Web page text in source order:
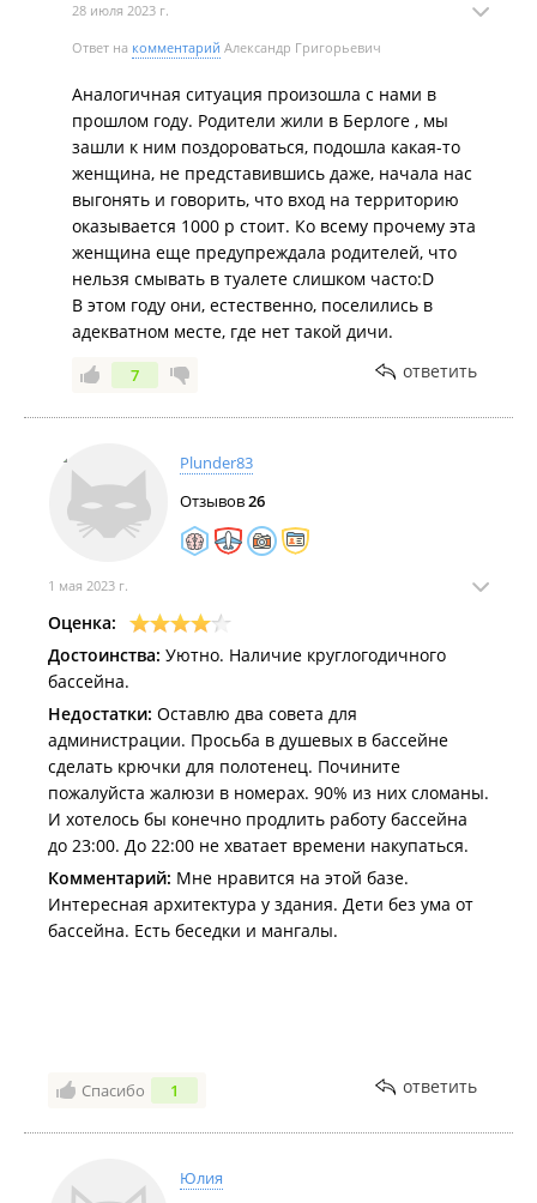
28 июля 2023 г.
Ответ на комментарий Александр Григорьевич
Аналогичная ситуация произошла с нами в
прошлом году. Родители жили в Берлоге , мы
зашли к ним поздороваться, подошла какая-то
женщина, не представившись даже, начала нас
выгонять и говорить, что вход на территорию
оказывается 1000 р стоит. Ко всему прочему эта
женщина еще предупреждала родителей, что
нельзя смывать в туалете слишком часто:D
В этом году они, естественно, поселились в
адекватном месте, где нет такой дичи.
7 ответить
Plunder83
Отзывов26
1 мая 2023 г.
Оценка:
Достоинства: Уютно. Наличие круглогодичного
бассейна.
Недостатки: Оставлю два совета для
администрации. Просьба в душевых в бассейне
сделать крючки для полотенец. Почините
пожалуйста жалюзи в номерах. 90% из них сломаны.
И хотелось бы конечно продлить работу бассейна
до 23:00. До 22:00 не хватает времени накупаться.
Комментарий: Мне нравится на этой базе.
Интересная архитектура у здания. Дети без ума от
бассейна. Есть беседки и мангалы.
Спасибо 1 ответить
Юлия